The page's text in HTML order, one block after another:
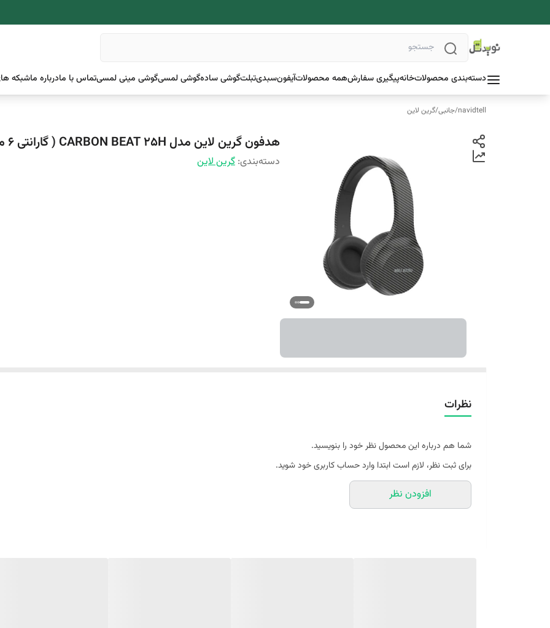
دسته‌بندی محصولاتخانهپیگیری سفارشهمه محصولاتآیفونسبدیتبلتگوشی سادهگوشی لمسیگوشی مینی لمسیتماس با مادرباره ماشبکه
navidtell
/جانبی/گرین لاین
هدفون گرین لاین مدل CARBON BEAT 25H ( گارانتی 6 ماهه )
دسته‌بندی: گرین لاین
نظرات
شما هم درباره این محصول نظر خود را بنویسید.
برای ثبت نظر، لازم است ابتدا وارد حساب کاربری خود شوید.
افزودن نظر